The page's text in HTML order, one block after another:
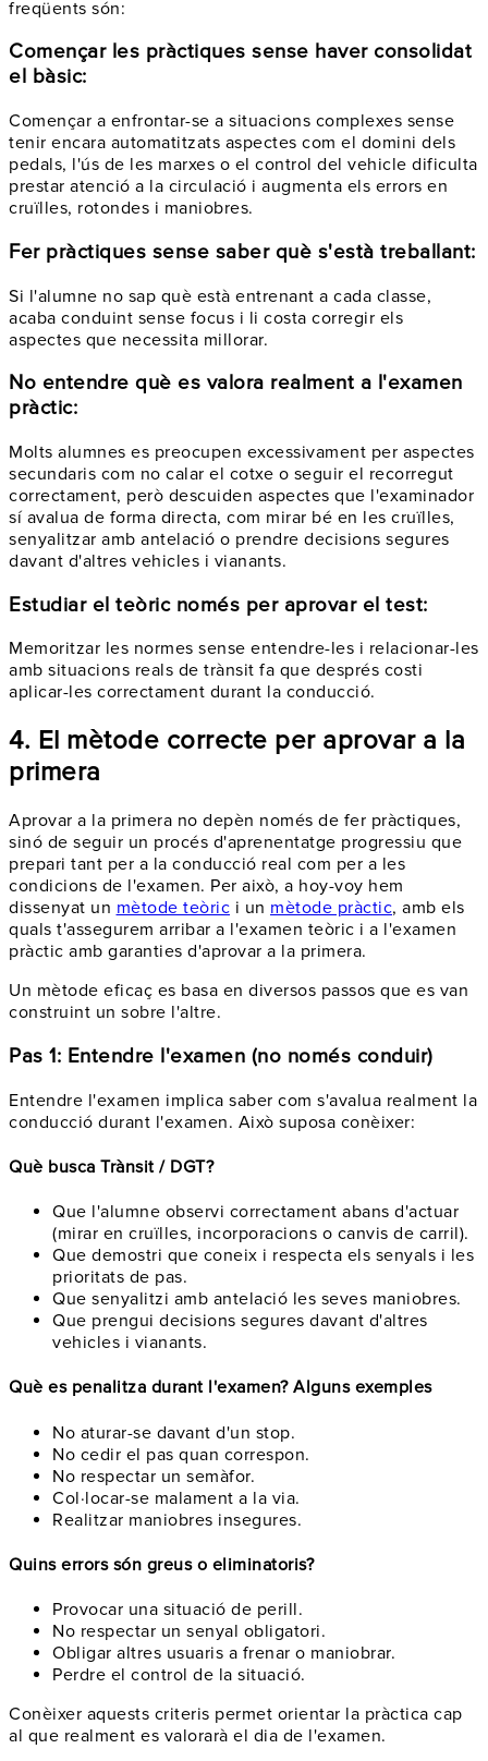
freqüents són:
Començar les pràctiques sense haver consolidat
el bàsic:
Començar a enfrontar-se a situacions complexes sense
tenir encara automatitzats aspectes com el domini dels
pedals, l'ús de les marxes o el control del vehicle dificulta
prestar atenció a la circulació i augmenta els errors en
cruïlles, rotondes i maniobres.
Fer pràctiques sense saber què s'està treballant:
Si l'alumne no sap què està entrenant a cada classe,
acaba conduint sense focus i li costa corregir els
aspectes que necessita millorar.
No entendre què es valora realment a l'examen
pràctic:
Molts alumnes es preocupen excessivament per aspectes
secundaris com no calar el cotxe o seguir el recorregut
correctament, però descuiden aspectes que l'examinador
sí avalua de forma directa, com mirar bé en les cruïlles,
senyalitzar amb antelació o prendre decisions segures
davant d'altres vehicles i vianants.
Estudiar el teòric només per aprovar el test:
Memoritzar les normes sense entendre-les i relacionar-les
amb situacions reals de trànsit fa que després costi
aplicar-les correctament durant la conducció.
4. El mètode correcte per aprovar a la
primera
Aprovar a la primera no depèn només de fer pràctiques,
sinó de seguir un procés d'aprenentatge progressiu que
prepari tant per a la conducció real com per a les
condicions de l'examen. Per això, a hoy-voy hem
dissenyat un mètode teòric i un mètode pràctic, amb els
quals t'assegurem arribar a l'examen teòric i a l'examen
pràctic amb garanties d'aprovar a la primera.
Un mètode eficaç es basa en diversos passos que es van
construint un sobre l'altre.
Pas 1: Entendre l'examen (no només conduir)
Entendre l'examen implica saber com s'avalua realment la
conducció durant l'examen. Això suposa conèixer:
Què busca Trànsit / DGT?
Que l'alumne observi correctament abans d'actuar
(mirar en cruïlles, incorporacions o canvis de carril).
Que demostri que coneix i respecta els senyals i les
prioritats de pas.
Que senyalitzi amb antelació les seves maniobres.
Que prengui decisions segures davant d'altres
vehicles i vianants.
Què es penalitza durant l'examen? Alguns exemples
No aturar-se davant d'un stop.
No cedir el pas quan correspon.
No respectar un semàfor.
Col·locar-se malament a la via.
Realitzar maniobres insegures.
Quins errors són greus o eliminatoris?
Provocar una situació de perill.
No respectar un senyal obligatori.
Obligar altres usuaris a frenar o maniobrar.
Perdre el control de la situació.
Conèixer aquests criteris permet orientar la pràctica cap
al que realment es valorarà el dia de l'examen.